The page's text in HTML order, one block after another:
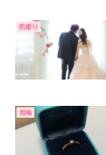
前撮り
指輪